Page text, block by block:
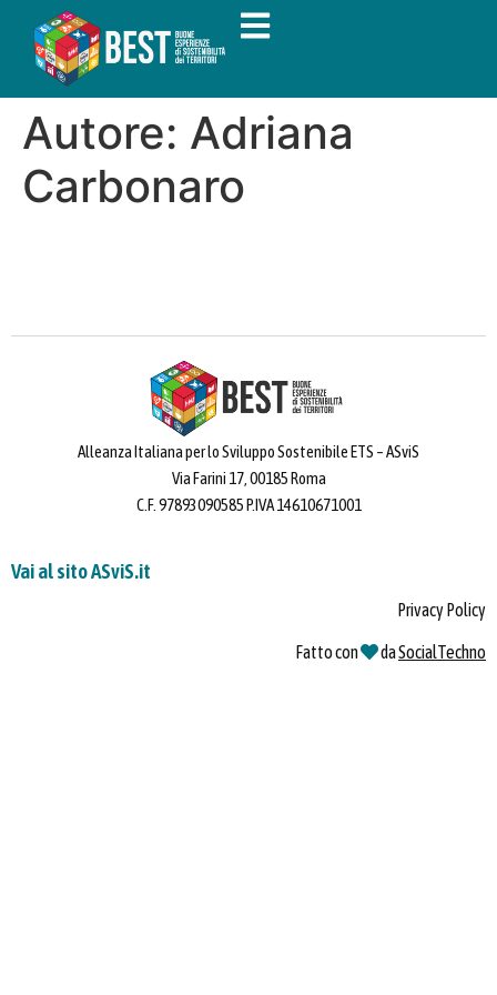
Autore: Adriana
Carbonaro
Alleanza Italiana per lo Sviluppo Sostenibile ETS – ASviS
Via Farini 17, 00185 Roma
C.F. 97893090585 P.IVA 14610671001
Vai al sito ASviS.it
Privacy Policy
Fatto con daSocialTechno